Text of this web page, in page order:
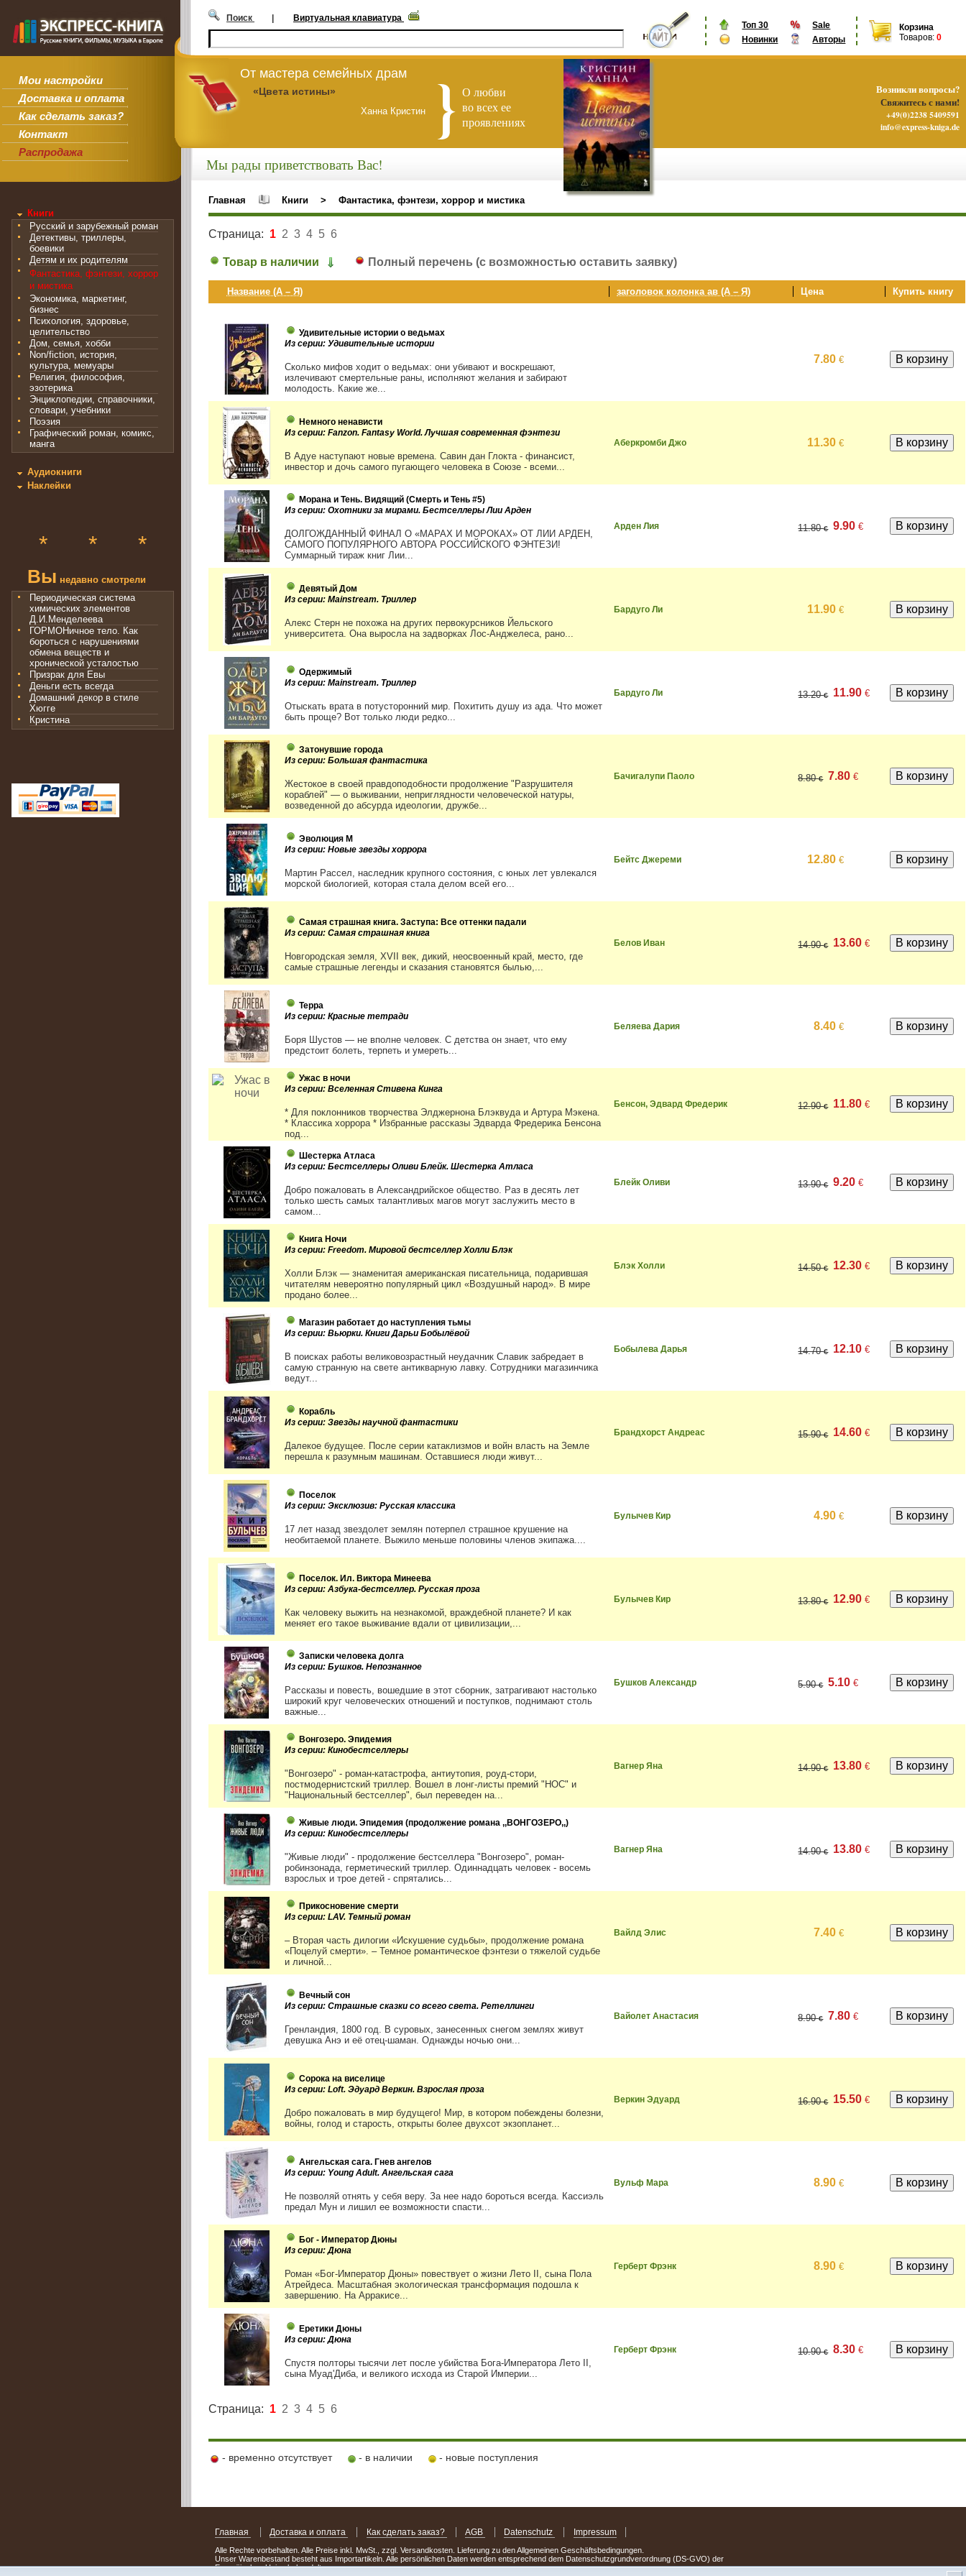
Мои настройки
Доставка и оплата
Как сделать заказ?
Контакт
Распродажа
Топ 30
Sale
Новинки
Авторы
Корзина
Товаров: 0
Поиск | Виртуальная клавиатура
От мастера семейных драм
«Цвета истины»
Ханна Кристин
О любви
во всех ее
проявлениях
Книги
Русский и зарубежный роман
Детективы, триллеры,
боевики
Детям и их родителям
Фантастика, фэнтези, хоррор
и мистика
Экономика, маркетинг,
бизнес
Психология, здоровье,
целительство
Дом, семья, хобби
Non/fiction, история,
культура, мемуары
Религия, философия,
эзотерика
Энциклопедии, справочники,
словари, учебники
Поэзия
Графический роман, комикс,
манга
Аудиокниги
Наклейки
* * *
Вы недавно смотрели
Периодическая система
химических элементов
Д.И.Менделеева
ГОРМОНичное тело. Как
бороться с нарушениями
обмена веществ и
хронической усталостью
Призрак для Евы
Деньги есть всегда
Домашний декор в стиле
Хюгге
Кристина
Мы рады приветствовать Вас!
Главная Книги > Фантастика, фэнтези, хоррор и мистика
Страница: 1 2 3 4 5 6
Товар в наличии Полный перечень (с возможностью оставить заявку)
Название (А – Я) заголовок колонка ав (А – Я) Цена Купить книгу
Удивительные истории о ведьмах
Из серии: Удивительные истории
Сколько мифов ходит о ведьмах: они убивают и воскрешают,
излечивают смертельные раны, исполняют желания и забирают
молодость. Какие же...
7.80 €
Немного ненависти
Из серии: Fanzon. Fantasy World. Лучшая современная фэнтези
В Адуе наступают новые времена. Савин дан Глокта - финансист,
инвестор и дочь самого пугающего человека в Союзе - всеми...
Аберкромби Джо 11.30 €
Морана и Тень. Видящий (Смерть и Тень #5)
Из серии: Охотники за мирами. Бестселлеры Лии Арден
ДОЛГОЖДАННЫЙ ФИНАЛ О «МАРАХ И МОРОКАХ» ОТ ЛИИ АРДЕН,
САМОГО ПОПУЛЯРНОГО АВТОРА РОССИЙСКОГО ФЭНТЕЗИ!
Суммарный тираж книг Лии...
Арден Лия 11.80€ 9.90 €
Девятый Дом
Из серии: Mainstream. Триллер
Алекс Стерн не похожа на других первокурсников Йельского
университета. Она выросла на задворках Лос‑Анджелеса, рано...
Бардуго Ли 11.90 €
Одержимый
Из серии: Mainstream. Триллер
Отыскать врата в потусторонний мир. Похитить душу из ада. Что может
быть проще? Вот только люди редко...
Бардуго Ли 13.20€ 11.90 €
Затонувшие города
Из серии: Большая фантастика
Жестокое в своей правдоподобности продолжение "Разрушителя
кораблей" — о выживании, неприглядности человеческой натуры,
возведенной до абсурда идеологии, дружбе...
Бачигалупи Паоло 8.80€ 7.80 €
Эволюция M
Из серии: Новые звезды хоррора
Мартин Рассел, наследник крупного состояния, с юных лет увлекался
морской биологией, которая стала делом всей его...
Бейтс Джереми 12.80 €
Самая страшная книга. Заступа: Все оттенки падали
Из серии: Самая страшная книга
Новгородская земля, XVII век, дикий, неосвоенный край, место, где
самые страшные легенды и сказания становятся былью,...
Белов Иван 14.90€ 13.60 €
Терра
Из серии: Красные тетради
Боря Шустов — не вполне человек. С детства он знает, что ему
предстоит болеть, терпеть и умереть...
Беляева Дария 8.40 €
Ужас в ночи
Из серии: Вселенная Стивена Кинга
* Для поклонников творчества Элджернона Блэквуда и Артура Мэкена.
* Классика хоррора * Избранные рассказы Эдварда Фредерика Бенсона
под...
Бенсон, Эдвард Фредерик 12.90€ 11.80 €
Шестерка Атласа
Из серии: Бестселлеры Оливи Блейк. Шестерка Атласа
Добро пожаловать в Александрийское общество. Раз в десять лет
только шесть самых талантливых магов могут заслужить место в
самом...
Блейк Оливи 13.90€ 9.20 €
Книга Ночи
Из серии: Freedom. Мировой бестселлер Холли Блэк
Холли Блэк — знаменитая американская писательница, подарившая
читателям невероятно популярный цикл «Воздушный народ». В мире
продано более...
Блэк Холли 14.50€ 12.30 €
Магазин работает до наступления тьмы
Из серии: Вьюрки. Книги Дарьи Бобылёвой
В поисках работы великовозрастный неудачник Славик забредает в
самую странную на свете антикварную лавку. Сотрудники магазинчика
ведут...
Бобылева Дарья 14.70€ 12.10 €
Корабль
Из серии: Звезды научной фантастики
Далекое будущее. После серии катаклизмов и войн власть на Земле
перешла к разумным машинам. Оставшиеся люди живут...
Брандхорст Андреас 15.90€ 14.60 €
Поселок
Из серии: Эксклюзив: Русская классика
17 лет назад звездолет землян потерпел страшное крушение на
необитаемой планете. Выжило меньше половины членов экипажа....
Булычев Кир 4.90 €
Поселок. Ил. Виктора Минеева
Из серии: Азбука-бестселлер. Русская проза
Как человеку выжить на незнакомой, враждебной планете? И как
меняет его такое выживание вдали от цивилизации,...
Булычев Кир 13.80€ 12.90 €
Записки человека долга
Из серии: Бушков. Непознанное
Рассказы и повесть, вошедшие в этот сборник, затрагивают настолько
широкий круг человеческих отношений и поступков, поднимают столь
важные...
Бушков Александр 5.90€ 5.10 €
Вонгозеро. Эпидемия
Из серии: Кинобестселлеры
"Вонгозеро" - роман-катастрофа, антиутопия, роуд-стори,
постмодернистский триллер. Вошел в лонг-листы премий "НОС" и
"Национальный бестселлер", был переведен на...
Вагнер Яна 14.90€ 13.80 €
Живые люди. Эпидемия (продолжение романа ,,ВОНГОЗЕРО,,)
Из серии: Кинобестселлеры
"Живые люди" - продолжение бестселлера "Вонгозеро", роман-
робинзонада, герметический триллер. Одиннадцать человек - восемь
взрослых и трое детей - спрятались...
Вагнер Яна 14.90€ 13.80 €
Прикосновение смерти
Из серии: LAV. Темный роман
– Вторая часть дилогии «Искушение судьбы», продолжение романа
«Поцелуй смерти». – Темное романтическое фэнтези о тяжелой судьбе
и личной...
Вайлд Элис 7.40 €
Вечный сон
Из серии: Страшные сказки со всего света. Ретеллинги
Гренландия, 1800 год. В суровых, занесенных снегом землях живут
девушка Анэ и её отец-шаман. Однажды ночью они...
Вайолет Анастасия 8.90€ 7.80 €
Сорока на виселице
Из серии: Loft. Эдуард Веркин. Взрослая проза
Добро пожаловать в мир будущего! Мир, в котором побеждены болезни,
войны, голод и старость, открыты более двухсот экзопланет...
Веркин Эдуард 16.90€ 15.50 €
Ангельская сага. Гнев ангелов
Из серии: Young Adult. Ангельская сага
Не позволяй отнять у себя веру. За нее надо бороться всегда. Кассиэль
предал Мун и лишил ее возможности спасти...
Вульф Мара 8.90 €
Бог - Император Дюны
Из серии: Дюна
Роман «Бог-Император Дюны» повествует о жизни Лето II, сына Пола
Атрейдеса. Масштабная экологическая трансформация подошла к
завершению. На Арракисе...
Герберт Фрэнк 8.90 €
Еретики Дюны
Из серии: Дюна
Спустя полторы тысячи лет после убийства Бога-Императора Лето II,
сына Муад'Диба, и великого исхода из Старой Империи...
Герберт Фрэнк 10.90€ 8.30 €
Страница: 1 2 3 4 5 6
- временно отсутствует - в наличии - новые поступления
Главная Доставка и оплата Как сделать заказ? AGB Datenschutz Impressum
Alle Rechte vorbehalten. Alle Preise inkl. MwSt., zzgl. Versandkosten. Lieferung zu den Allgemeinen Geschäftsbedingungen.
Unser Warenbestand besteht aus Importartikeln. Alle persönlichen Daten werden entsprechend dem Datenschutzgrundverordnung (DS-GVO) der
Europäischen Union behandelt.
Возникли вопросы?
Свяжитесь с нами!
+49(0)2238 5409591
info@express-kniga.de